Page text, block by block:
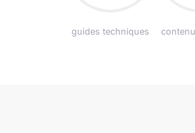
guides techniques